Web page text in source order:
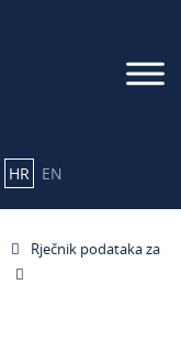
HR EN
Rječnik podataka za